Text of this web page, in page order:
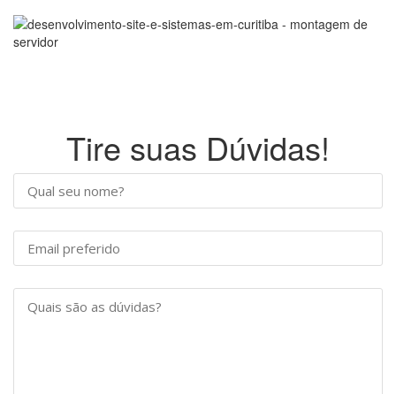
Tire suas Dúvidas!